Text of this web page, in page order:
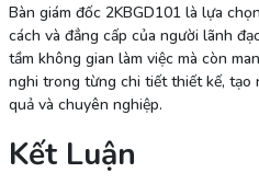
Bàn giám đốc 2KBGD101 là lựa
cách và đẳng cấp của người lãnh
tầm không gian làm việc mà còn
nghi trong từng chi tiết thiết kế, tạo
quả và chuyên nghiệp.
Kết Luận